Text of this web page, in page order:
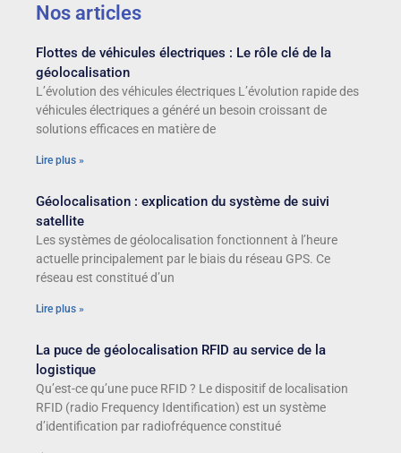
Nos articles
Flottes de véhicules électriques : Le rôle clé de la
géolocalisation
L’évolution des véhicules électriques L’évolution rapide des
véhicules électriques a généré un besoin croissant de
solutions efficaces en matière de
Lire plus »
Géolocalisation : explication du système de suivi
satellite
Les systèmes de géolocalisation fonctionnent à l’heure
actuelle principalement par le biais du réseau GPS. Ce
réseau est constitué d’un
Lire plus »
La puce de géolocalisation RFID au service de la
logistique
Qu’est-ce qu’une puce RFID ? Le dispositif de localisation
RFID (radio Frequency Identification) est un système
d’identification par radiofréquence constitué